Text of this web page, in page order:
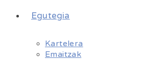
Egutegia
Kartelera
Emaitzak